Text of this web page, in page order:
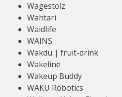
Wagestolz
Wahtari
Waidlife
WAINS
Wakdu | fruit-drink
Wakeline
Wakeup Buddy
WAKU Robotics